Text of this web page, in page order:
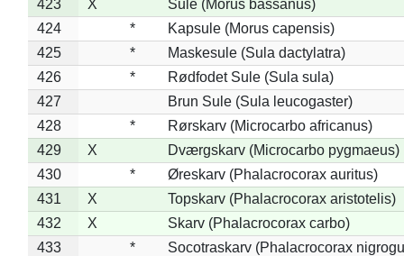
423
X
Sule (Morus bassanus)
424
*
Kapsule (Morus capensis)
425
*
Maskesule (Sula dactylatra)
426
*
Rødfodet Sule (Sula sula)
427
Brun Sule (Sula leucogaster)
428
*
Rørskarv (Microcarbo africanus)
429
X
Dværgskarv (Microcarbo pygmaeus)
430
*
Øreskarv (Phalacrocorax auritus)
431
X
Topskarv (Phalacrocorax aristotelis)
432
X
Skarv (Phalacrocorax carbo)
433
*
Socotraskarv (Phalacrocorax